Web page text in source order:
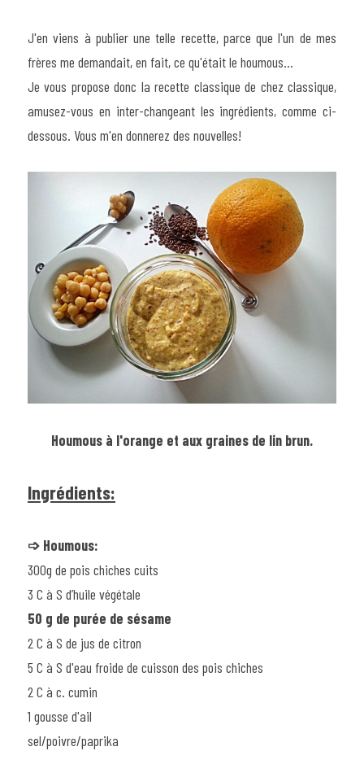
J'en viens à publier une telle recette, parce que l'un de mes
frères me demandait, en fait, ce qu'était le houmous...
Je vous propose donc la recette classique de chez classique,
amusez-vous en inter-changeant les ingrédients, comme ci-
dessous. Vous m'en donnerez des nouvelles!
Houmous à l'orange et aux graines de lin brun.
Ingrédients:
➩ Houmous:
300g de pois chiches cuits
3 C à S d’huile végétale
50 g de purée de sésame
2 C à S de jus de citron
5 C à S d'eau froide de cuisson des pois chiches
2 C à c. cumin
1 gousse d'ail
sel/poivre/paprika